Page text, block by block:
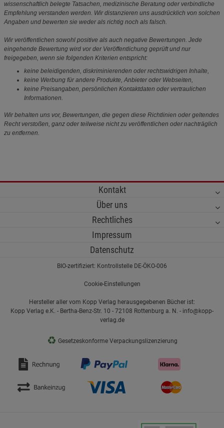
wissenschaftlich belegte Tatsachen, medizinische Beratung oder verbindliche
Empfehlung verstanden werden. Wir distanzieren uns ausdrücklich von solchen
Angaben und bewerten sie weder als richtig noch als falsch.
Wir veröffentlichen sowohl positive als auch negative Bewertungen. Jede
eingehende Bewertung wird vor der Veröffentlichung geprüft und nur
freigegeben, wenn sie folgenden Kriterien entspricht:
keine beleidigenden, diskriminierenden oder rechtswidrigen Inhalte,
keine Werbung für andere Produkte, Anbieter oder Webseiten,
keine Preisangaben, persönlichen Kontaktdaten oder vertraulichen
Informationen.
Wir behalten uns vor, Bewertungen, die gegen diese Richtlinien oder geltendes
Recht verstoßen, ganz oder teilweise nicht zu veröffentlichen oder nachträglich
zu entfernen.
Kontakt
Über uns
Rechtliches
Impressum
Datenschutz
BIO-zertifiziert: Kontrollstelle DE-ÖKO-006
Cookie-Einstellungen
Hersteller aller vom Kopp Verlag herausgegebenen Bücher ist:
Kopp Verlag e.K. - Bertha-Benz-Str. 10 - 72108 Rottenburg a. N. - info@kopp-
verlag.de
♻ Gesetzeskonforme Verpackungslizenzierung